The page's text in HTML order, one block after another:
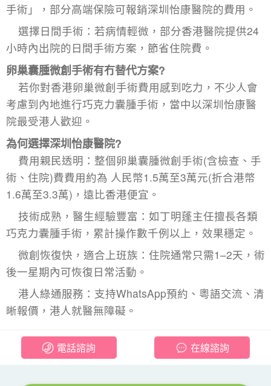
手術 」，部分高端保險可報銷深圳怡康醫院的費用。
選擇日間手術：若病情輕微，部分香港醫院提供24
小時內出院的日間手術方案，節省住院費。
卵巢囊腫微創手術有冇替代方案?
若你對香港卵巢微創手術費用感到吃力，不少人會
考慮到內地進行巧克力囊腫手術，當中以深圳怡康醫
院最受港人歡迎。
為何選擇深圳怡康醫院?
費用親民透明：整個卵巢囊腫微創手術(含檢查、手
術、住院)費費用約為 人民幣1.5萬至3萬元(折合港幣
1.6萬至3.3萬)，遠比香港便宜。
技術成熟，醫生經驗豐富：如丁明蓬主任擅長各類
巧克力囊腫手術，累計操作數千例以上，效果穩定。
微創恢復快，適合上班族：住院通常只需1–2天，術
後一星期內可恢復日常活動。
港人綠通服務：支持WhatsApp預約、粵語交流、清
晰報價，港人就醫無障礙。
電話諮詢 在線諮詢